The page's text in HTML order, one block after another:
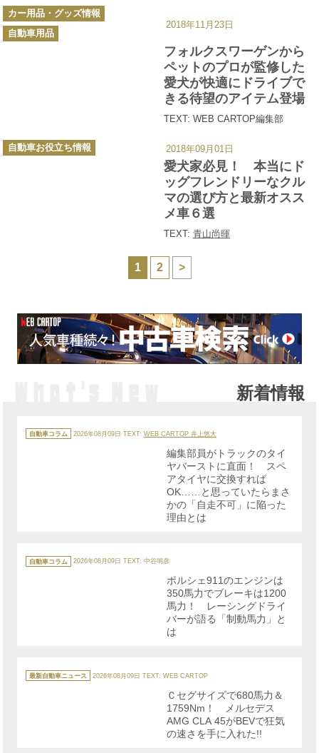
フォルクスワーゲンから
ペットのプロが監修した
愛犬が快適にドライブで
きる待望のアイテム登場
TEXT: WEB CARTOP編集部
カ
テ
ゴ
リ
ー
カー用品・グッズ情報
自動車用品
2018年11月23日
愛犬家必見！ 本当にド
ッグフレンドリーなクル
マの選び方と最新オスス
メ車６選
TEXT: 青山尚暉
カ
テ
自動車お役立ち情報 2018年09月01日
1 2 >
新着情報
テ
ゴ
自動車コラム 2026年08月09日 TEXT: WEB CARTOP 井上悠大
編集部員がトラックのタイ
ヤバーストに直面！ スペ
アタイヤに交換すれば
OK……と思っていたらまさ
かの「自走不可」に陥った
理由とは
テ
ゴ
自動車コラム 2026年08月09日 TEXT: 中谷明彦
ポルシェ911のエンジンは
350馬力でブレーキは1200
馬力！ レーシングドライ
バーが語る「制動馬力」と
は
テ
ゴ
最新自動車ニュース 2026年08月09日 TEXT: WEB CARTOP
Ｃセグサイズで680馬力＆
1759Nm！ メルセデス
AMG CLA 45がBEVで狂気
の速さを手に入れた!!